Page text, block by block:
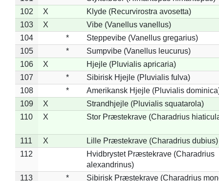
102
X
Klyde (Recurvirostra avosetta)
103
X
Vibe (Vanellus vanellus)
104
*
Steppevibe (Vanellus gregarius)
105
*
Sumpvibe (Vanellus leucurus)
106
X
Hjejle (Pluvialis apricaria)
107
*
Sibirisk Hjejle (Pluvialis fulva)
108
*
Amerikansk Hjejle (Pluvialis
109
X
Strandhjejle (Pluvialis squatarola)
110
X Stor Præstekrave (Charadrius
111 X
Lille Præstekrave (Charadrius dubius)
112
Hvidbrystet Præstekrave (Charadrius
alexandrinus)
113
*
Sibirisk Præstekrave (Charadrius